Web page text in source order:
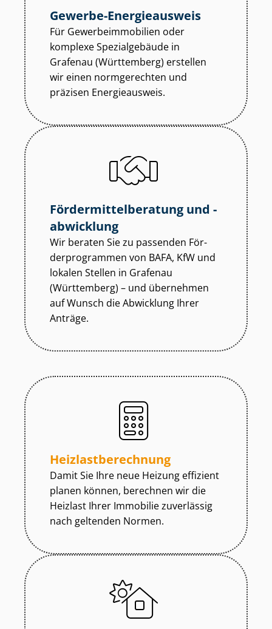
Gewerbe-Energieausweis
Für Ge­wer­be­im­mo­bi­li­en oder
komplexe Spezialgebäude in
Grafenau (Württemberg) erstellen
wir einen normgerechten und
präzisen Energieausweis.
För­der­mit­tel­be­ra­tung und -
abwicklung
Wir beraten Sie zu passenden För­
der­pro­gram­men von BAFA, KfW und
lokalen Stellen in Grafenau
(Württemberg) – und übernehmen
auf Wunsch die Abwicklung Ihrer
Anträge.
Heiz­last­be­rech­nung
Damit Sie Ihre neue Heizung effizient
planen können, berechnen wir die
Heizlast Ihrer Immobilie zuverlässig
nach geltenden Normen.